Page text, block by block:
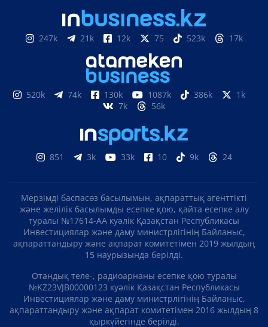
247k 21k 12k 75 523k 17k
520k 74k 130k 1087k 386k
1k
7k
56k
851 3k 33k 10 9k 24
Мерзімді баспасөз басылымын, ақпараттық агенттікті
және желілік басылымды есепке қою, қайта есепке алу
туралы №17614-АА куәлік Қазақстан Республикасы
Инвестициялар және даму министрлігінің Байланыс,
ақпараттандыру және ақпарат комитетімен 2019 жылдың
15 наурызында берілді.
Отандық теле-, радиоарнаны есепке қою туралы
№KZ23VJB00000123 куәлік Қазақстан Республикасы
Инвестициялар және даму министрлігінің Байланыс,
ақпараттандыру және ақпарат комитетімен 2016 жылдың 8
қыркүйегінде берілді.